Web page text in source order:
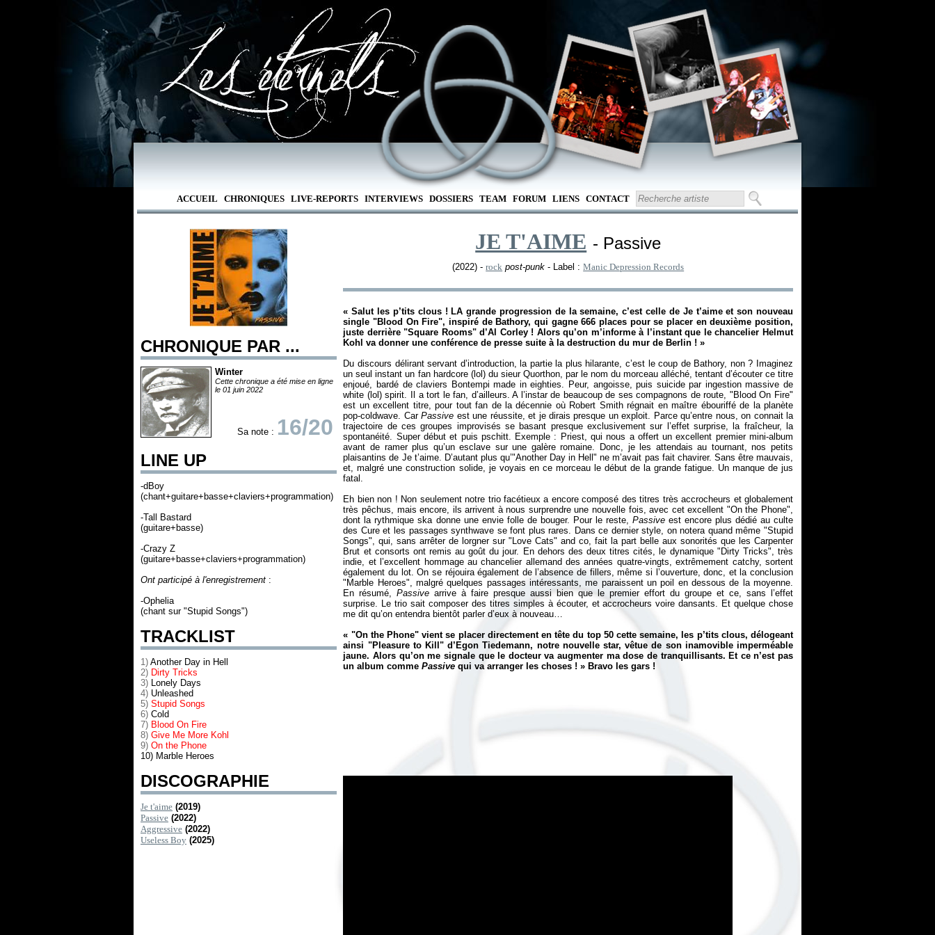
ACCUEIL CHRONIQUES LIVE-REPORTS INTERVIEWS DOSSIERS TEAM FORUM LIENS CONTACT
CHRONIQUE PAR ...
Winter
Cette chronique a été mise en ligne
le 01 juin 2022
Sa note : 16/20
LINE UP
-dBoy
(chant+guitare+basse+claviers+programmation)
-Tall Bastard
(guitare+basse)
-Crazy Z
(guitare+basse+claviers+programmation)
Ont participé à l'enregistrement :
-Ophelia
(chant sur "Stupid Songs")
TRACKLIST
1) Another Day in Hell
2) Dirty Tricks
3) Lonely Days
4) Unleashed
5) Stupid Songs
6) Cold
7) Blood On Fire
8) Give Me More Kohl
9) On the Phone
10) Marble Heroes
DISCOGRAPHIE
Je t'aime (2019)
Passive (2022)
Aggressive (2022)
Useless Boy (2025)
JE T'AIME - Passive
(2022) -rock post-punk - Label :Manic Depression Records
«Salut les p’tits clous ! LA grande progression de la semaine, c’est celle de Je t’aime et son nouveau
single "Blood On Fire", inspiré de Bathory, qui gagne 666 places pour se placer en deuxième position,
juste derrière "Square Rooms" d’Al Corley ! Alors qu’on m’informe à l’instant que le chancelier Helmut
Kohl va donner une conférence de presse suite à la destruction du mur de Berlin !»
Du discours délirant servant d’introduction, la partie la plus hilarante, c’est le coup de Bathory, non ? Imaginez
un seul instant un fan hardcore (lol) du sieur Quorthon, par le nom du morceau alléché, tentant d’écouter ce titre
enjoué, bardé de claviers Bontempi made in eighties. Peur, angoisse, puis suicide par ingestion massive de
white (lol) spirit. Il a tort le fan, d’ailleurs. A l’instar de beaucoup de ses compagnons de route, "Blood On Fire"
est un excellent titre, pour tout fan de la décennie où Robert Smith régnait en maître ébouriffé de la planète
pop-coldwave. CarPassive est une réussite, et je dirais presque un exploit. Parce qu’entre nous, on connait la
trajectoire de ces groupes improvisés se basant presque exclusivement sur l’effet surprise, la fraîcheur, la
spontanéité. Super début et puis pschitt. Exemple : Priest, qui nous a offert un excellent premier mini-album
avant de ramer plus qu’un esclave sur une galère romaine. Donc, je les attendais au tournant, nos petits
plaisantins de Je t’aime. D’autant plus qu’"Another Day in Hell" ne m’avait pas fait chavirer. Sans être mauvais,
et, malgré une construction solide, je voyais en ce morceau le début de la grande fatigue. Un manque de jus
fatal.
Eh bien non ! Non seulement notre trio facétieux a encore composé des titres très accrocheurs et globalement
très pêchus, mais encore, ils arrivent à nous surprendre une nouvelle fois, avec cet excellent "On the Phone",
dont la rythmique ska donne une envie folle de bouger. Pour le reste, Passive est encore plus dédié au culte
des Cure et les passages synthwave se font plus rares. Dans ce dernier style, on notera quand même "Stupid
Songs", qui, sans arrêter de lorgner sur "Love Cats" and co, fait la part belle aux sonorités que les Carpenter
Brut et consorts ont remis au goût du jour. En dehors des deux titres cités, le dynamique "Dirty Tricks", très
indie, et l’excellent hommage au chancelier allemand des années quatre-vingts, extrêmement catchy, sortent
également du lot. On se réjouira également de l’absence de fillers, même si l’ouverture, donc, et la conclusion
"Marble Heroes", malgré quelques passages intéressants, me paraissent un poil en dessous de la moyenne.
En résumé,Passivearrive à faire presque aussi bien que le premier effort du groupe et ce, sans l’effet
surprise. Le trio sait composer des titres simples à écouter, et accrocheurs voire dansants. Et quelque chose
me dit qu’on entendra bientôt parler d’eux à nouveau…
« "On the Phone" vient se placer directement en tête du top 50 cette semaine, les p’tits clous, délogeant
ainsi "Pleasure to Kill" d’Egon Tiedemann, notre nouvelle star, vêtue de son inamovible imperméable
jaune. Alors qu’on me signale que le docteur va augmenter ma dose de tranquillisants. Et ce n’est pas
un album commePassivequi va arranger les choses ! » Bravo les gars !